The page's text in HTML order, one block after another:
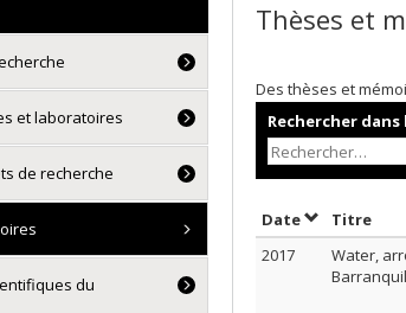
Thèses et
Des thèses et
Rechercher
DateTrier par
Titre
2017
Water,
et laboratoires
de recherche
du